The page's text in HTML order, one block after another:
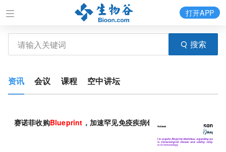
搜索
打开APP
资讯 会议 课程 空中讲坛
赛诺菲收购Blueprint ，加速罕见免疫疾病领域布局